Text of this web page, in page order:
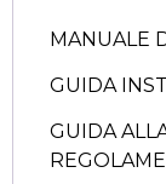
MANUALE
GUIDA
GUIDA